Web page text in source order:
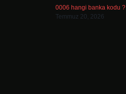
0006 hangi banka kodu ?
Temmuz 20, 2026